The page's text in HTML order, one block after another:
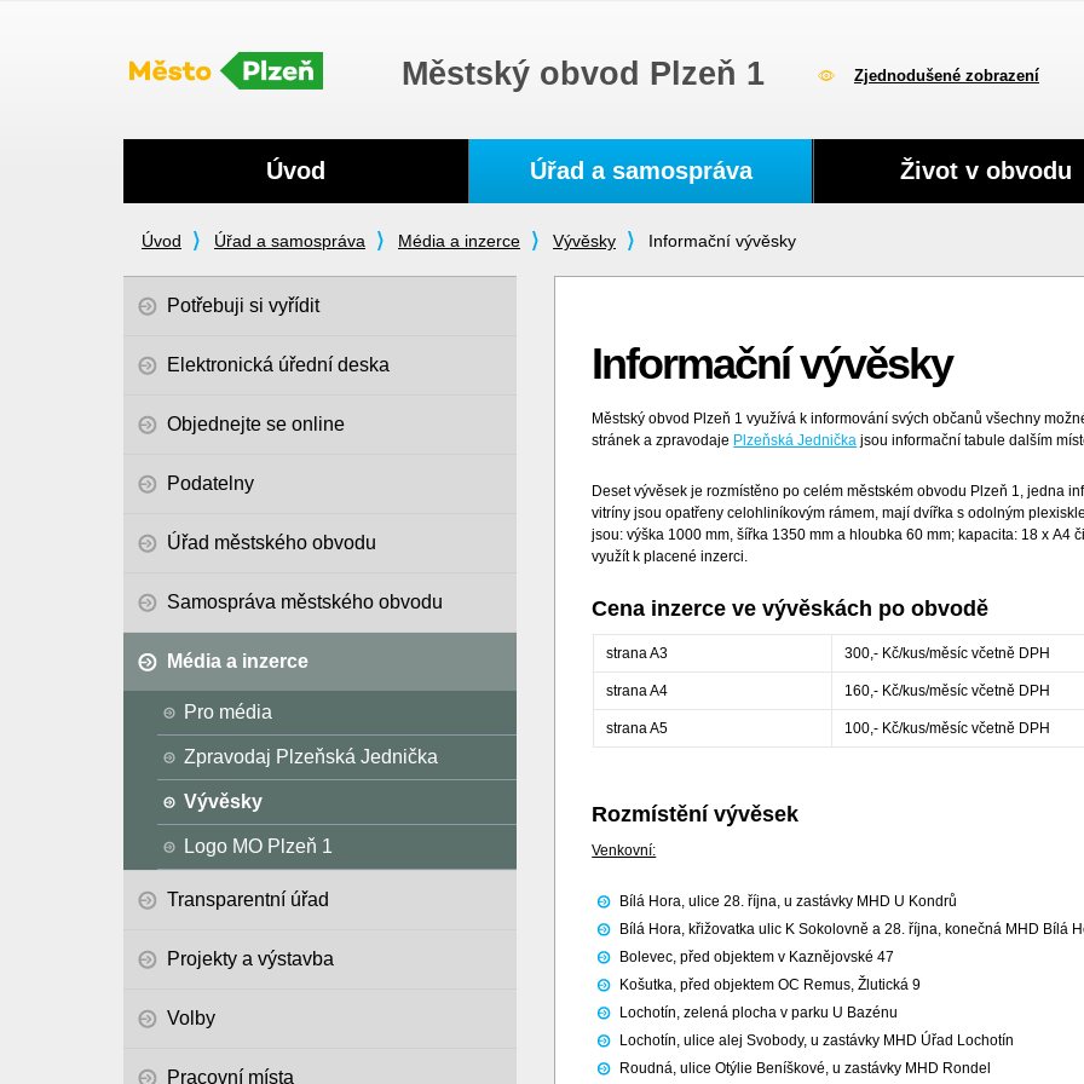
Městský obvod Plzeň 1 Zjednodušené zobrazení
Úvod Úřad a samospráva Média a inzerce Vývěsky Informační vývěsky
Informační vývěsky
Městský obvod Plzeň 1 využívá k informování svých občanů všechny
stránek a zpravodaje Plzeňská Jednička jsou informační tabule dalším
Deset vývěsek je rozmístěno po celém městském obvodu Plzeň 1, jedna
vitríny jsou opatřeny celohliníkovým rámem, mají dvířka s odolným
jsou: výška 1000 mm, šířka 1350 mm a hloubka 60 mm; kapacita: 18 x A4
využít k placené inzerci.
Cena inzerce ve vývěskách po obvodě
strana A3 300,- Kč/kus/měsíc včetně DPH
strana A4 160,- Kč/kus/měsíc včetně DPH
strana A5 100,- Kč/kus/měsíc včetně DPH
Rozmístění vývěsek
Venkovní:
Bílá Hora, ulice 28. října, u zastávky MHD U Kondrů
Bílá Hora, křižovatka ulic K Sokolovně a 28. října, konečná MHD Bílá
Bolevec, před objektem v Kaznějovské 47
Košutka, před objektem OC Remus, Žlutická 9
Lochotín, zelená plocha v parku U Bazénu
Lochotín, ulice alej Svobody, u zastávky MHD Úřad Lochotín
Roudná, ulice Otýlie Beníškové, u zastávky MHD Rondel
Potřebuji si vyřídit
Elektronická úřední deska
Objednejte se online
Podatelny
Úřad městského obvodu
Samospráva městského obvodu
Média a inzerce
Pro média
Zpravodaj Plzeňská Jednička
Vývěsky
Logo MO Plzeň 1
Transparentní úřad
Projekty a výstavba
Volby
Pracovní místa
Úvod Úřad a samospráva Život v obvodu